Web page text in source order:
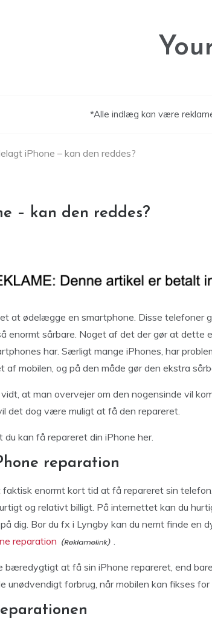
*Alle indlæg kan være
iPhone – kan den reddes?
– kan den reddes?
at ødelægge en smartphone. Disse telefoner
enormt sårbare. Noget af det der gør at dette
har. Særligt mange iPhones, har
af mobilen, og på den måde gør den ekstra
at man overvejer om den nogensinde vil
det dog være muligt at få den repareret.
kan få repareret din iPhone her.
reparation
enormt kort tid at få repareret sin
og relativt billigt. På internettet kan du
dig. Bor du fx i Lyngby kan du nemt finde en
reparation .
bæredygtigt at få sin iPhone repareret, end
unødvendigt forbrug, når mobilen kan fikses for